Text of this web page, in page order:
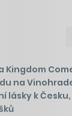
Kingdom
na
lásky k